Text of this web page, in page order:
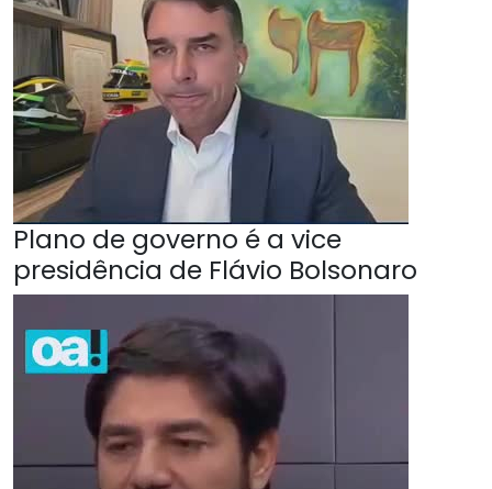
Plano de governo é a vice
presidência de Flávio Bolsonaro